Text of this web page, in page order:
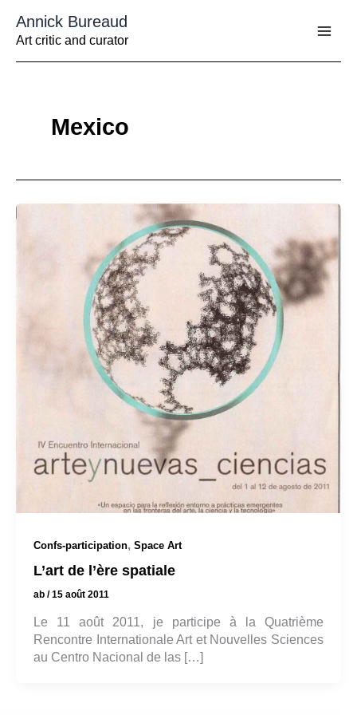
contenu
Annick Bureaud
Art critic and curator
Mexico
Confs-participation, Space Art
L’art de l’ère spatiale
ab /15 août 2011
Le 11 août 2011, je participe à la Quatrième
Rencontre Internationale Art et Nouvelles Sciences
au Centro Nacional de las […]